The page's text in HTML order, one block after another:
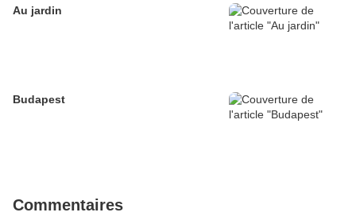
Au jardin
Budapest
Commentaires